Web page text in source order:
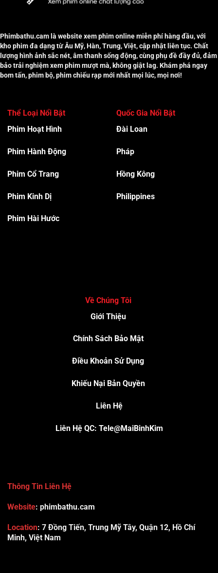
Phimbathu.cam là website xem phim online miễn phí hàng đầu, với
kho phim đa dạng từ Âu Mỹ, Hàn, Trung, Việt, cập nhật liên tục. Chất
lượng hình ảnh sắc nét, âm thanh sống động, cùng phụ đề đầy đủ, đảm
bảo trải nghiệm xem phim mượt mà, không giật lag. Khám phá ngay
bom tấn, phim bộ, phim chiếu rạp mới nhất mọi lúc, mọi nơi!
Thể Loại Nổi Bật
Phim Hoạt Hình
Phim Hành Động
Phim Cổ Trang
Phim Kinh Dị
Phim Hài Hước
Quốc Gia Nổi Bật
Đài Loan
Pháp
Hồng Kông
Philippines
Về Chúng Tôi
Giới Thiệu
Chính Sách Bảo Mật
Điều Khoản Sử Dụng
Khiếu Nại Bản Quyền
Liên Hệ
Liên Hệ QC: Tele@MaiBinhKim
Thông Tin Liên Hệ
Website: phimbathu.cam
Location: 7 Đồng Tiến, Trung Mỹ Tây, Quận 12, Hồ Chí
Minh, Việt Nam